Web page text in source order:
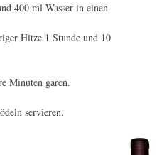
400 ml Wasser in einen
Hitze 1 Stunde und 10
Minuten garen.
servieren.